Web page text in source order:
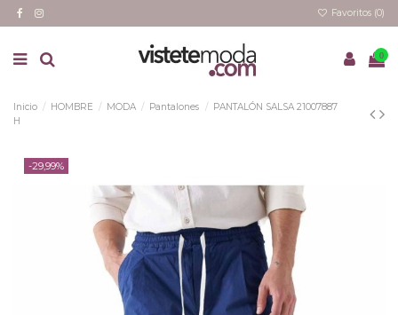
Favoritos (0)
0
Inicio HOMBRE MODA Pantalones
PANTALÓN SALSA 21007887
H
-29,99%